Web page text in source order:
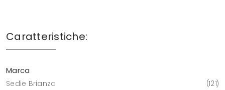
Caratteristiche:
Marca
Sedie Brianza 121